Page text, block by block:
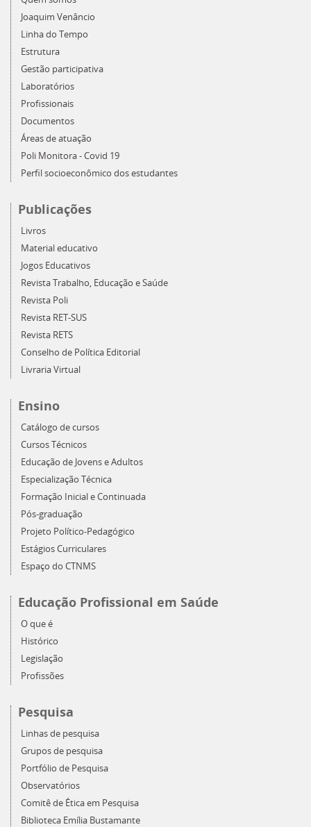
Joaquim Venâncio
Linha do Tempo
Estrutura
Gestão participativa
Laboratórios
Profissionais
Documentos
Áreas de atuação
Poli Monitora - Covid 19
Perfil socioeconômico dos estudantes
Publicações
Livros
Material educativo
Jogos Educativos
Revista Trabalho, Educação e Saúde
Revista Poli
Revista RET-SUS
Revista RETS
Conselho de Política Editorial
Livraria Virtual
Ensino
Catálogo de cursos
Cursos Técnicos
Educação de Jovens e Adultos
Especialização Técnica
Formação Inicial e Continuada
Pós-graduação
Projeto Político-Pedagógico
Estágios Curriculares
Espaço do CTNMS
Educação Profissional em Saúde
O que é
Histórico
Legislação
Profissões
Pesquisa
Linhas de pesquisa
Grupos de pesquisa
Portfólio de Pesquisa
Observatórios
Comitê de Ética em Pesquisa
Biblioteca Emília Bustamante